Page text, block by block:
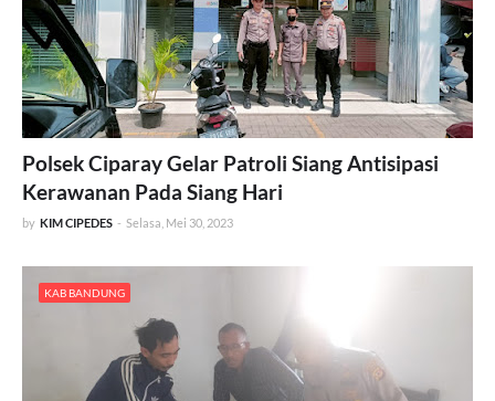
Polsek Ciparay Gelar Patroli Siang Antisipasi
Kerawanan Pada Siang Hari
by KIM CIPEDES - Selasa, Mei 30, 2023
KAB BANDUNG